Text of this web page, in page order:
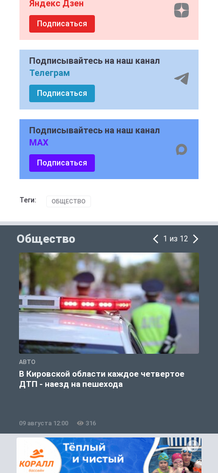
Яндекс Дзен
Подписаться
Подписывайтесь на наш канал
Телеграм
Подписаться
Подписывайтесь на наш канал
MAX
Подписаться
Теги: ОБЩЕСТВО
Общество 1 из 12
АВТО
В Кировской области каждое четвертое
ДТП - наезд на пешехода
09 августа 12:00 316